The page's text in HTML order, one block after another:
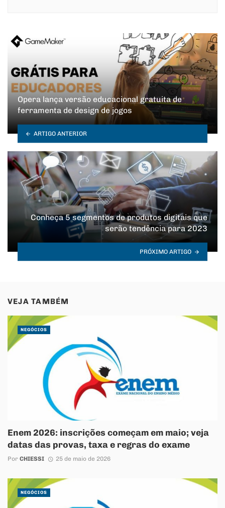
Opera lança versão educacional gratuita de
ferramenta de design de jogos
ARTIGO ANTERIOR
Conheça 5 segmentos de produtos digitais que
serão tendência para 2023
PRÓXIMO ARTIGO
VEJA TAMBÉM
Enem 2026: inscrições começam em maio; veja
datas das provas, taxa e regras do exame
Por CHIESSI 25 de maio de 2026
NEGÓCIOS
NEGÓCIOS